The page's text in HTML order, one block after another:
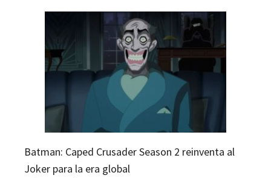
Batman: Caped Crusader Season 2 reinventa al
Joker para la era global